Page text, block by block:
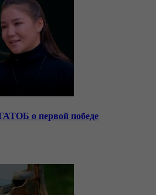
о первой победе